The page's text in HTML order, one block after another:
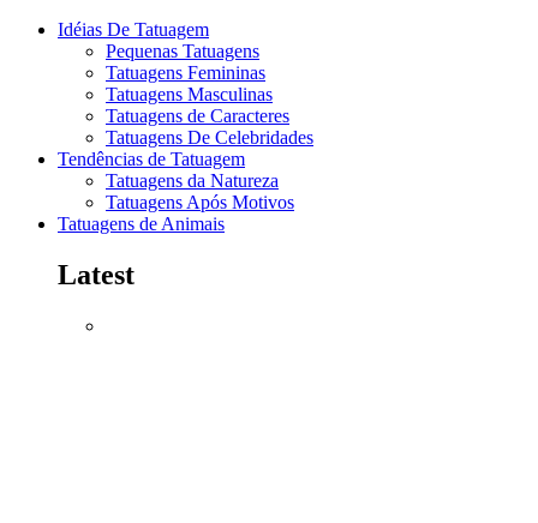
Idéias De Tatuagem
Pequenas Tatuagens
Tatuagens Femininas
Tatuagens Masculinas
Tatuagens de Caracteres
Tatuagens De Celebridades
Tendências de Tatuagem
Tatuagens da Natureza
Tatuagens Após Motivos
Tatuagens de Animais
Latest